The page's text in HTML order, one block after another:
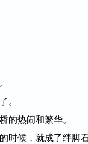
。
的热闹和繁华。
时候，就成了绊脚